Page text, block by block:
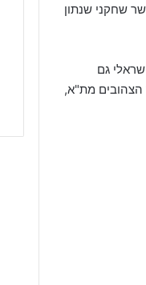
שחקני שנתון
גם
הצהובים מת"א,